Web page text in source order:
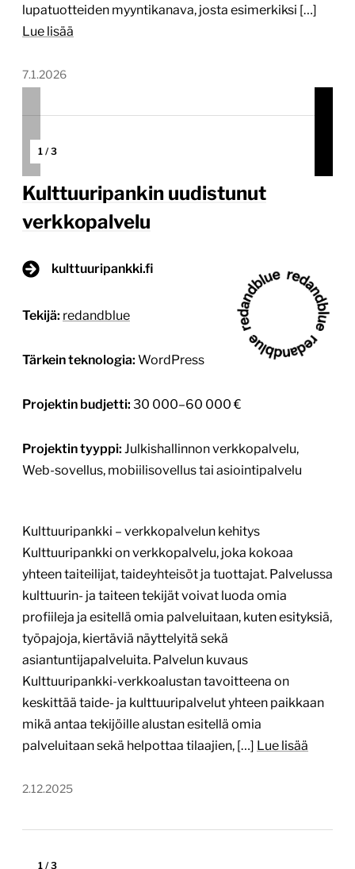
lupatuotteiden myyntikanava, josta esimerkiksi […]
Lue lisää
7.1.2026
1 / 3
Kulttuuripankin uudistunut
verkkopalvelu
kulttuuripankki.fi
Tekijä: redandblue
Tärkein teknologia: WordPress
Projektin budjetti: 30 000–60 000 €
Projektin tyyppi: Julkishallinnon verkkopalvelu,
Web-sovellus, mobiilisovellus tai asiointipalvelu
Kulttuuripankki – verkkopalvelun kehitys
Kulttuuripankki on verkkopalvelu, joka kokoaa
yhteen taiteilijat, taideyhteisöt ja tuottajat. Palvelussa
kulttuurin- ja taiteen tekijät voivat luoda omia
profiileja ja esitellä omia palveluitaan, kuten esityksiä,
työpajoja, kiertäviä näyttelyitä sekä
asiantuntijapalveluita. Palvelun kuvaus
Kulttuuripankki-verkkoalustan tavoitteena on
keskittää taide- ja kulttuuripalvelut yhteen paikkaan
mikä antaa tekijöille alustan esitellä omia
palveluitaan sekä helpottaa tilaajien, […] Lue lisää
2.12.2025
1 / 3